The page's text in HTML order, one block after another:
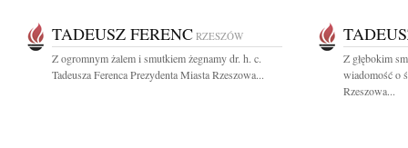
TADEUSZ FERENC RZESZÓW
Z ogromnym żalem i smutkiem żegnamy dr. h. c.
Tadeusza Ferenca Prezydenta Miasta Rzeszowa...
Z głębokim
wiadomość o
Rzeszowa...